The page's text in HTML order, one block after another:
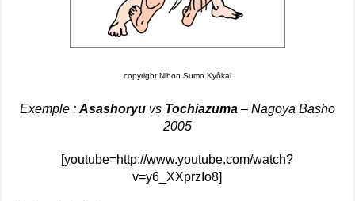
copyright Nihon Sumo Kyôkai
Exemple : Asashoryuvs Tochiazuma– Nagoya Basho
2005
[youtube=http://www.youtube.com/watch?
v=y6_XXprzIo8]